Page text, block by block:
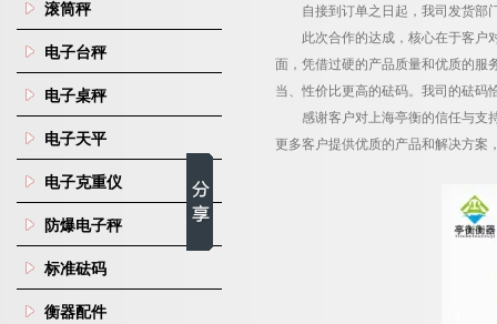
滚筒秤
电子台秤
电子桌秤
电子天平
电子克重仪
防爆电子秤
标准砝码
衡器配件
自接到订单之日起，我司发货部
此次合作的达成，核心在于客户
面，凭借过硬的产品质量和优质的服
当、性价比更高的砝码。我司的砝码
感谢客户对上海亭衡的信任与支
更多客户提供优质的产品和解决方案